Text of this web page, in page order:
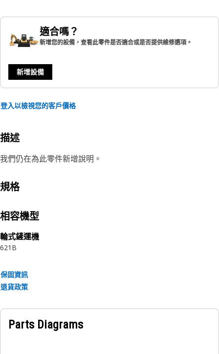
適合嗎？
新增您的設備，查看此零件是否適合或是否提供維修選項。
新增設備
登入以檢視您的客戶價格
描述
我們仍在為此零件新增說明。
規格
相容機型
輪式鏟運機
621B
保固資訊
退貨政策
Parts Diagrams